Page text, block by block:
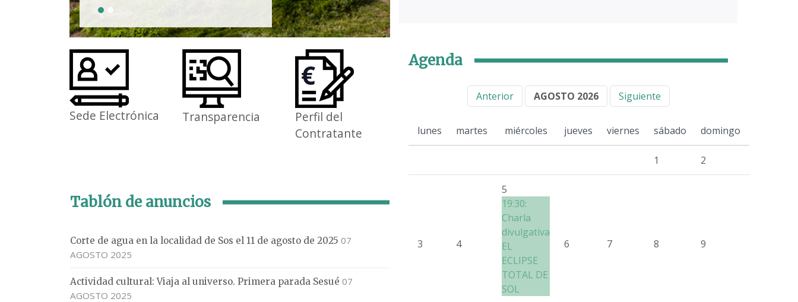
Sede Electrónica Transparencia
Perfil del
Contratante
Tablón de anuncios
Corte de agua en la localidad de Sos el 11 de agosto de 2025 07
AGOSTO 2025
Actividad cultural: Viaja al universo. Primera parada Sesué 07
AGOSTO 2025
Agenda
Anterior AGOSTO 2026 Siguiente
lunes martes miércoles jueves viernes sábado domingo
1 2
3 4
5
19:30:
Charla
divulgativa
EL
ECLIPSE
TOTAL DE
SOL
6 7 8 9